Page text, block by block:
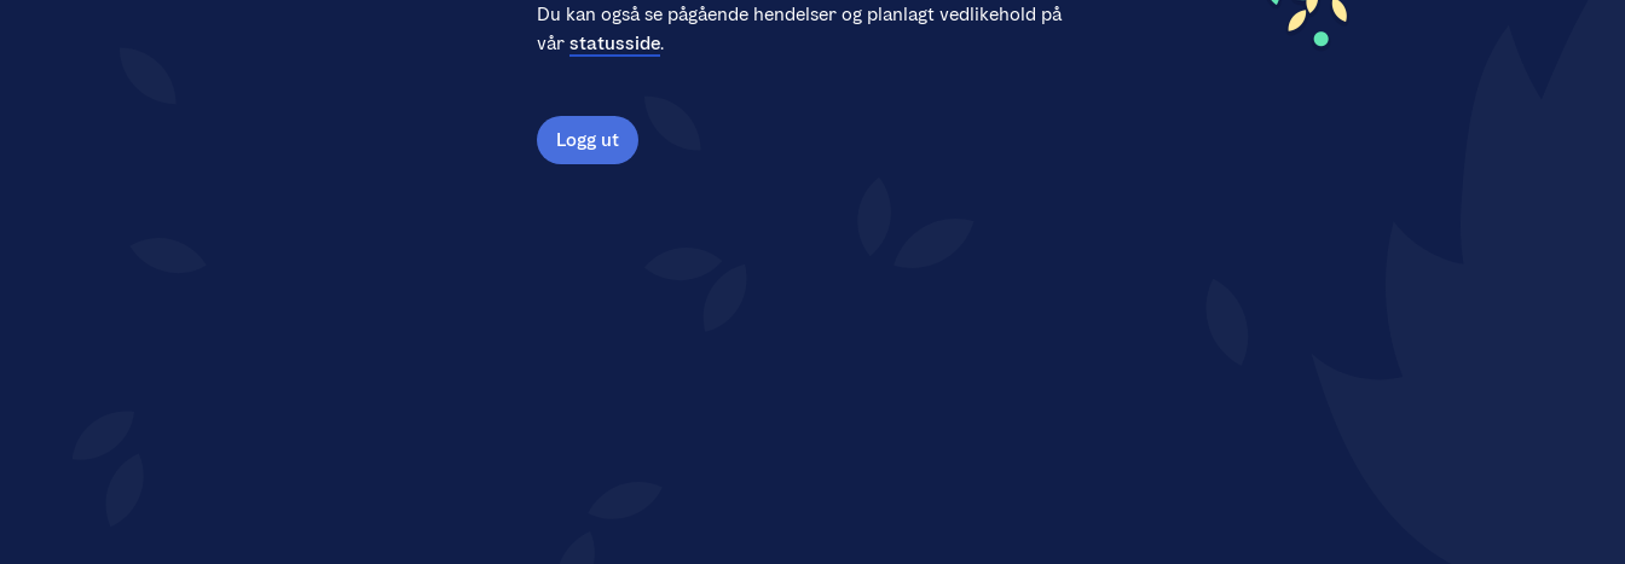
Du kan også se pågående hendelser og planlagt vedlikehold på
vår statusside.
Logg ut